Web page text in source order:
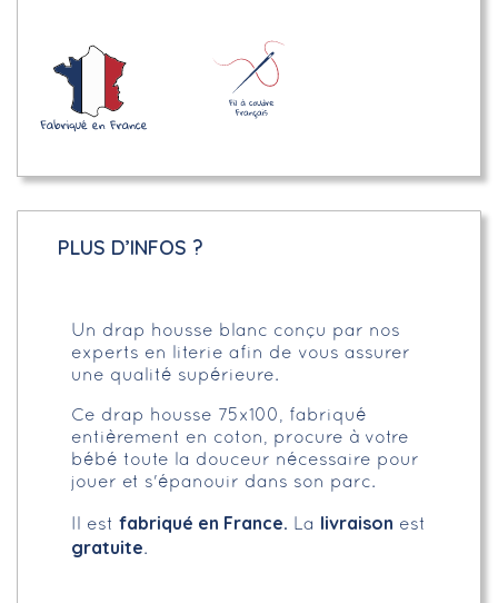
PLUS D’INFOS ?
Un drap housse blanc conçu par nos
experts en literie afin de vous assurer
une qualité supérieure.
Ce drap housse 75x100, fabriqué
entièrement en coton, procure à votre
bébé toute la douceur nécessaire pour
jouer et s'épanouir dans son parc.
Il est fabriqué en France. La livraison est
gratuite.